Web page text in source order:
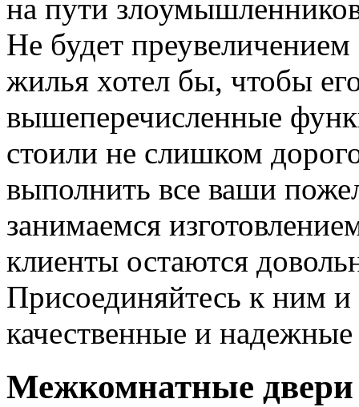
на пути
Не будет
жилья хотел бы, чтобы
вышеперечисленные
стоили не слишком
выполнить все ваши
занимаемся
клиенты остаются
Присоединяйтесь к ним
качественные и
Межкомнатные двери